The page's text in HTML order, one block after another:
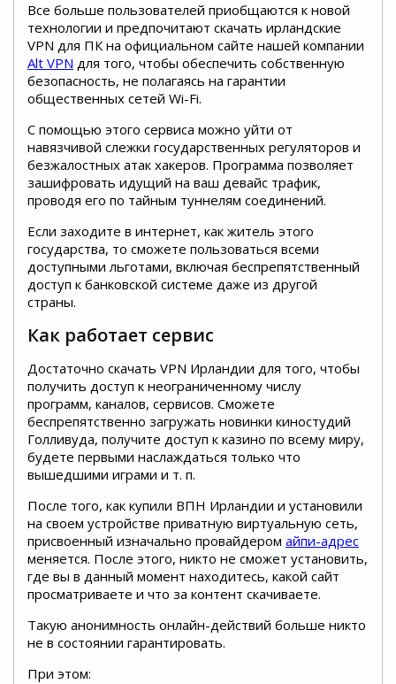
Все больше пользователей приобщаются к новой
технологии и предпочитают скачать ирландские
VPN для ПК на официальном сайте нашей компании
Alt VPN для того, чтобы обеспечить собственную
безопасность, не полагаясь на гарантии
общественных сетей Wi-Fi.
С помощью этого сервиса можно уйти от
навязчивой слежки государственных регуляторов и
безжалостных атак хакеров. Программа позволяет
зашифровать идущий на ваш девайс трафик,
проводя его по тайным туннелям соединений.
Если заходите в интернет, как житель этого
государства, то сможете пользоваться всеми
доступными льготами, включая беспрепятственный
доступ к банковской системе даже из другой
страны.
Как работает сервис
Достаточно скачать VPN Ирландии для того, чтобы
получить доступ к неограниченному числу
программ, каналов, сервисов. Сможете
беспрепятственно загружать новинки киностудий
Голливуда, получите доступ к казино по всему миру,
будете первыми наслаждаться только что
вышедшими играми и т. п.
После того, как купили ВПН Ирландии и установили
на своем устройстве приватную виртуальную сеть,
присвоенный изначально провайдером айпи-адрес
меняется. После этого, никто не сможет установить,
где вы в данный момент находитесь, какой сайт
просматриваете и что за контент скачиваете.
Такую анонимность онлайн-действий больше никто
не в состоянии гарантировать.
При этом: